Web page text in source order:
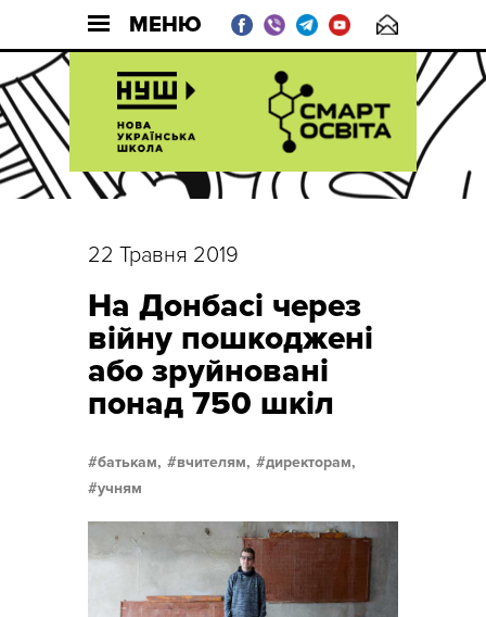
МЕНЮ
22 Травня 2019
На Донбасі через
війну пошкоджені
або зруйновані
понад 750 шкіл
батькам, вчителям,
директорам,
учням